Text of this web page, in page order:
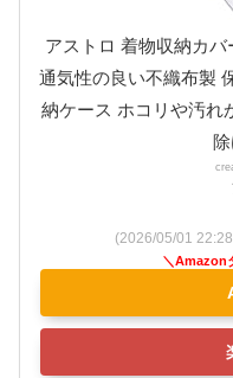
アストロ 着物収納カ
通気性の良い不織布製
納ケース ホコリや汚れ
(2026/05/01